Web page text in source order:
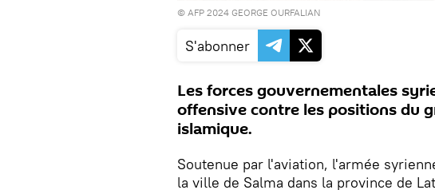
© AFP 2024 GEORGE OURFALIAN
S'abonner
Les forces gouvernementales
offensive contre les positions du
islamique.
Soutenue par l'aviation, l'armée
la ville de Salma dans la province de